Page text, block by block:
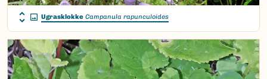
Ugrasklokke Campanula rapunculoides